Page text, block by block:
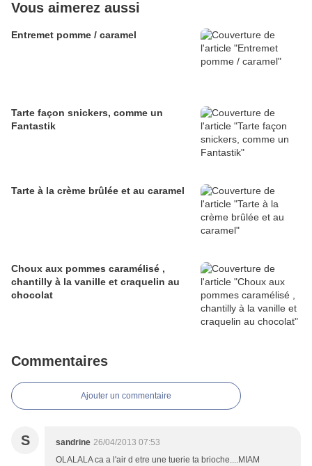
Vous aimerez aussi
Entremet pomme / caramel
Tarte façon snickers, comme un
Fantastik
Tarte à la crème brûlée et au caramel
Choux aux pommes caramélisé ,
chantilly à la vanille et craquelin au
chocolat
Commentaires
Ajouter un commentaire
S sandrine 26/04/2013 07:53
OLALALA ca a l'air d etre une tuerie ta brioche....MIAM